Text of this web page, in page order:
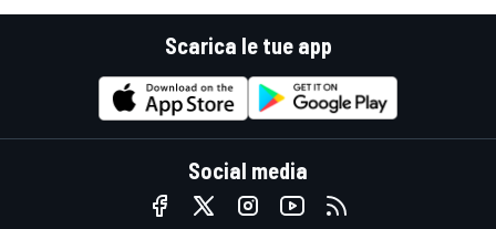
Scarica le tue app
Social media